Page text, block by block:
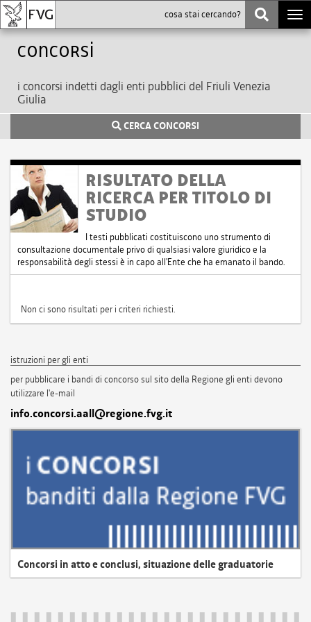
Concorsi
i concorsi indetti dagli enti pubblici del Friuli Venezia
Giulia
CERCA CONCORSI
RISULTATO DELLA
RICERCA PER TITOLO DI
STUDIO
I testi pubblicati costituiscono uno strumento di
consultazione documentale privo di qualsiasi valore giuridico e la
responsabilità degli stessi è in capo all'Ente che ha emanato il bando.
Non ci sono risultati per i criteri richiesti.
istruzioni per gli enti
per pubblicare i bandi di concorso sul sito della Regione gli enti devono
utilizzare l'e-mail
info.concorsi.aall@regione.fvg.it
Concorsi in atto e conclusi, situazione delle graduatorie